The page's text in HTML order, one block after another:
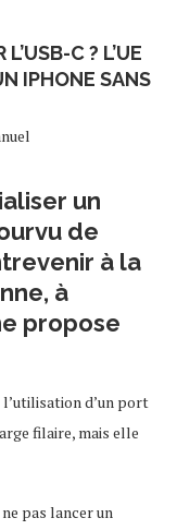
C ? L’UE
IPHONE SANS
un
de
à la
à
propose
l’utilisation d’un port
filaire, mais elle
pas lancer un